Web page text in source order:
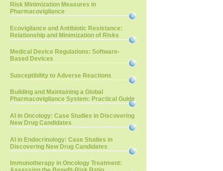
Risk Minimization Measures in
Pharmacovigilance
Ecovigilance and Antibiotic Resistance:
Relationship and Minimization of Risks
Medical Device Regulations: Software-
Based Devices
Susceptibility to Adverse Reactions
Building and Maintaining a Global
Pharmacovigilance System: Practical Guide
AI in Oncology: Case Studies in Discovering
New Drug Candidates
AI in Endocrinology: Case Studies in
Discovering New Drug Candidates
Immunotherapy in Oncology Treatment: